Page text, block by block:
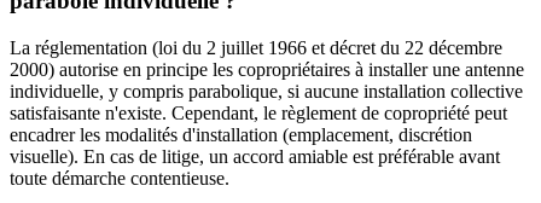
La réglementation (loi du 2 juillet 1966 et décret du 22 décembre
2000) autorise en principe les copropriétaires à installer une antenne
individuelle, y compris parabolique, si aucune installation collective
satisfaisante n'existe. Cependant, le règlement de copropriété peut
encadrer les modalités d'installation (emplacement, discrétion
visuelle). En cas de litige, un accord amiable est préférable avant
toute démarche contentieuse.